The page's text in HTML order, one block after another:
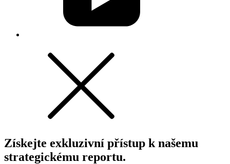
Získejte exkluzivní přístup k našemu
strategickému reportu.